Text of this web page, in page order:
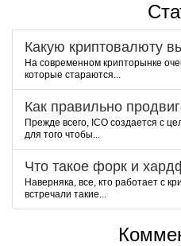
Какую криптовалюту
На современном крипторынке
которые стараются...
Как правильно
Прежде всего, ICO создается с
для того чтобы...
Что такое форк и
Наверняка, все, кто работает с
встречали такие...